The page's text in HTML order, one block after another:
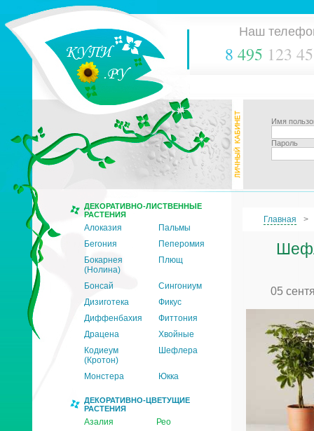
Наш
8 495 123
Имя
Пароль
ДЕКОРАТИВНО-ЛИСТВЕННЫЕ
РАСТЕНИЯ
Алоказия
Пальмы
Бегония
Пеперомия
Бокарнея
(Нолина)
Плющ
Бонсай
Сингониум
Дизиготека
Фикус
Диффенбахия
Фиттония
Драцена
Хвойные
Кодиеум
(Кротон)
Шефлера
Монстера Юкка
ДЕКОРАТИВНО-ЦВЕТУЩИЕ
РАСТЕНИЯ
Азалия
Рео
Главная
05